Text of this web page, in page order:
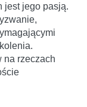
jest jego pasją.
na rzeczach